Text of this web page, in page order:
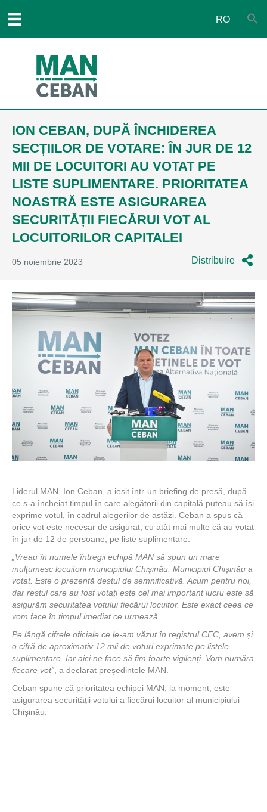
RO
ION CEBAN, DUPĂ ÎNCHIDEREA
SECȚIILOR DE VOTARE: ÎN JUR DE 12
MII DE LOCUITORI AU VOTAT PE
LISTE SUPLIMENTARE. PRIORITATEA
NOASTRĂ ESTE ASIGURAREA
SECURITĂȚII FIECĂRUI VOT AL
LOCUITORILOR CAPITALEI
05 noiembrie 2023 Distribuire
Liderul MAN, Ion Ceban, a ieșit într-un briefing de presă, după
ce s-a încheiat timpul în care alegătorii din capitală puteau să își
exprime votul, în cadrul alegerilor de astăzi. Ceban a spus că
orice vot este necesar de asigurat, cu atât mai multe că au votat
în jur de 12 de persoane, pe liste suplimentare.
„Vreau în numele întregii echipă MAN să spun un mare
mulțumesc locuitorii municipiului Chișinău. Municipiul Chișinău a
votat. Este o prezentă destul de semnificativă. Acum pentru noi,
dar restul care au fost votați este cel mai important lucru este să
asigurăm securitatea votului fiecărui locuitor. Este exact ceea ce
vom face în timpul imediat ce urmează.
Pe lângă cifrele oficiale ce le-am văzut în registrul CEC, avem și
o cifră de aproximativ 12 mii de voturi exprimate pe listele
suplimentare. Iar aici ne face să fim foarte vigilenți. Vom număra
fiecare vot”, a declarat președintele MAN.
Ceban spune că prioritatea echipei MAN, la moment, este
asigurarea securității votului a fiecărui locuitor al municipiului
Chișinău.